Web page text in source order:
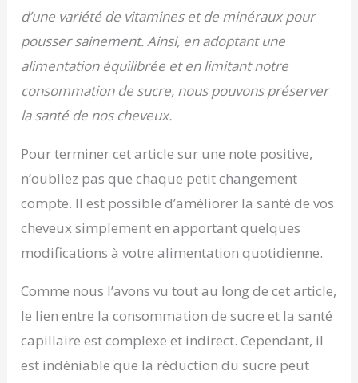
d’une variété de vitamines et de minéraux pour
pousser sainement. Ainsi, en adoptant une
alimentation équilibrée et en limitant notre
consommation de sucre, nous pouvons préserver
la santé de nos cheveux.
Pour terminer cet article sur une note positive,
n’oubliez pas que chaque petit changement
compte. Il est possible d’améliorer la santé de vos
cheveux simplement en apportant quelques
modifications à votre alimentation quotidienne.
Comme nous l’avons vu tout au long de cet article,
le lien entre la consommation de sucre et la santé
capillaire est complexe et indirect. Cependant, il
est indéniable que la réduction du sucre peut